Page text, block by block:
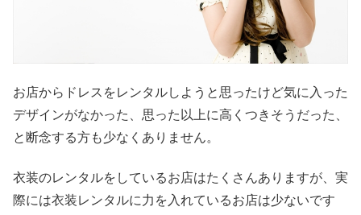
お店からドレスをレンタルしようと思ったけど気に入った
デザインがなかった、思った以上に高くつきそうだった、
と断念する方も少なくありません。
衣装のレンタルをしているお店はたくさんありますが、実
際には衣装レンタルに力を入れているお店は少ないです